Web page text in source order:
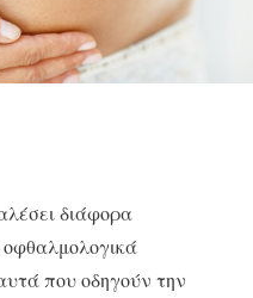
διάφορα
που οδηγούν την